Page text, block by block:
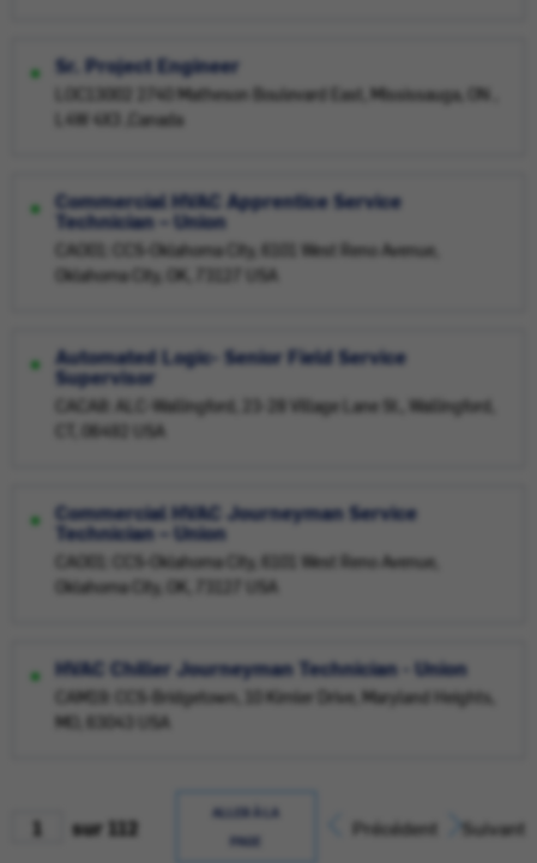
Sr. Project Engineer
LOC13002 2740 Matheson Boulevard East, Mississauga, ON ,
L4W 4X3 ,Canada
Commercial HVAC Apprentice Service
Technician – Union
CAO01: CCS-Oklahoma City, 6101 West Reno Avenue,
Oklahoma City, OK, 73127 USA
Automated Logic- Senior Field Service
Supervisor
CACA8: ALC-Wallingford, 23-28 Village Lane St., Wallingford,
CT, 06492 USA
Commercial HVAC Journeyman Service
Technician – Union
CAO01: CCS-Oklahoma City, 6101 West Reno Avenue,
Oklahoma City, OK, 73127 USA
HVAC Chiller Journeyman Technician - Union
CAM19: CCS-Bridgetown, 10 Kimler Drive, Maryland Heights,
MO, 63043 USA
sur 112
ALLER À LA
PAGE
Précédent Suivant